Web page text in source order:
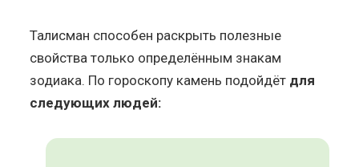
Талисман способен раскрыть полезные
свойства только определённым знакам
зодиака. По гороскопу камень подойдёт для
следующих людей: